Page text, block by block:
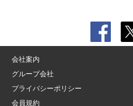
会社案内
グループ会社
プライバシーポリシー
会員規約